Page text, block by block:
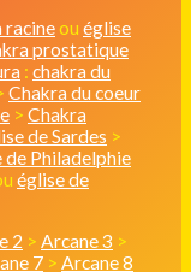
racineou église
prostatique
: chakra du
Chakra du coeur
> Chakra
de Sardes >
de Philadelphie
église de
2 > Arcane 3 >
7 > Arcane 8